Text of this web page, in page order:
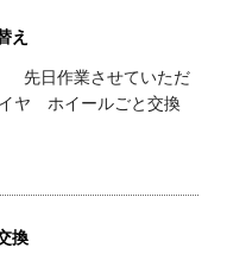
え
先日作業させていただ
ヤ ホイールごと交換
換